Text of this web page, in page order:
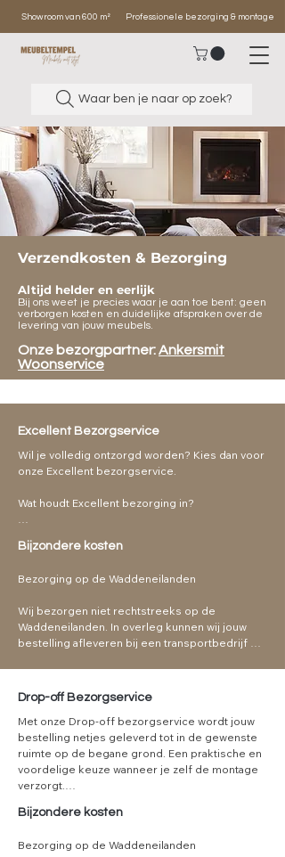
Showroom van 600 m² Professionele bezorging & montage
Waar ben je naar op zoek?
Verzendkosten & Bezorging
Altijd helder en eerlijk
Bij ons weet je precies waar je aan toe bent: geen
verborgen kosten en duidelijke afspraken over de
levering van jouw meubels.
Onze bezorgpartner:Ankersmit
Woonservice
Excellent Bezorgservice
Wil je volledig ontzorgd worden? Kies dan voor
onze Excellent bezorgservice.
Wat houdt Excellent bezorging in?
* Plaatsing in de gewenste ruimte
* Verpakkingsmateriaal retour
* Direct gebruiksklaar
Bijzondere kosten
Bezorging op de Waddeneilanden
Wij bezorgen niet rechtstreeks op de
Waddeneilanden. In overleg kunnen wij jouw
bestelling afleveren bij een transportbedrijf op
oplossing kunnen vinden.
Drop-off Bezorgservice
Met onze Drop-off bezorgservice wordt jouw
bestelling netjes geleverd tot in de gewenste
ruimte op de begane grond. Een praktische en
voordelige keuze wanneer je zelf de montage
verzorgt.
Wat houdt Drop-off bezorging in?
* Levering door ons eigen team
Bijzondere kosten
Bezorging op de Waddeneilanden